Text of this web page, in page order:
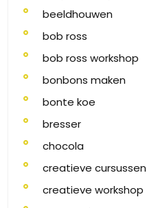
beeldhouwen
bob ross
bob ross workshop
bonbons maken
bonte koe
bresser
chocola
creatieve cursussen
creatieve workshop